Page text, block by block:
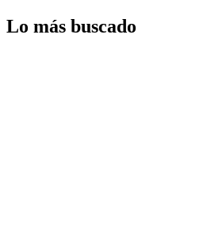
Lo más buscado